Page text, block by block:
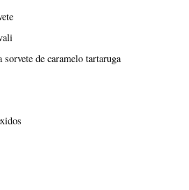
de caramelo tartaruga